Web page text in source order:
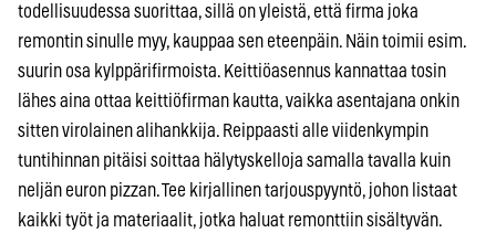
todellisuudessa suorittaa, sillä on yleistä, että firma joka
remontin sinulle myy, kauppaa sen eteenpäin. Näin toimii esim.
suurin osa kylppärifirmoista. Keittiöasennus kannattaa tosin
lähes aina ottaa keittiöfirman kautta, vaikka asentajana onkin
sitten virolainen alihankkija. Reippaasti alle viidenkympin
tuntihinnan pitäisi soittaa hälytyskelloja samalla tavalla kuin
neljän euron pizzan. Tee kirjallinen tarjouspyyntö, johon listaat
kaikki työt ja materiaalit, jotka haluat remonttiin sisältyvän.